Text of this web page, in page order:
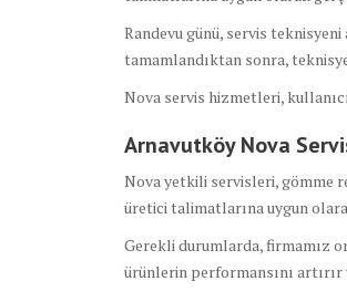
Randevu günü, servis
tamamlandıktan sonra,
Nova servis hizmetleri,
Arnavutköy Nova
Nova yetkili servisleri, gömme
üretici talimatlarına uygun
Gerekli durumlarda, firmamız
ürünlerin performansını artırır